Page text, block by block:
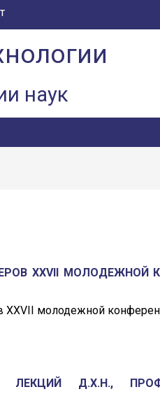
наук
XXVII МОЛОДЕЖНОЙ
XXVII молодежной
ЛЕКЦИЙ Д.Х.Н.,